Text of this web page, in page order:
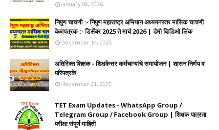
January 08, 2026
निपुण चाचणी :- निपुण महाराष्ट्र अभियान अध्ययनस्तर मासिक चाचणी
वेळापत्रक :- डिसेंबर 2025 ते मार्च 2026 | डेमो व्हिडिओ लिंक
December 14, 2025
अतिरिक्त शिक्षक - शिक्षकेत्तर कर्मचाऱ्यांचे समायोजन | शासन निर्णय व
परिपत्रके
November 21, 2025
TET Exam Updates - WhatsApp Group /
Telegram Group / Facebook Group | शिक्षक पात्रता
परीक्षा संपूर्ण माहिती